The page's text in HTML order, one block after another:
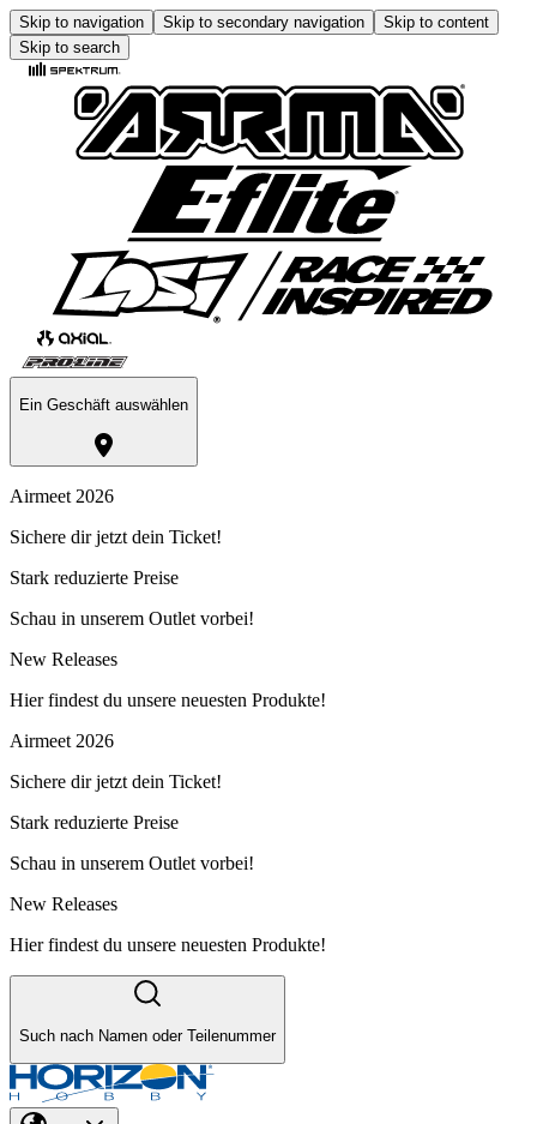
Skip to navigation Skip to secondary navigation
Skip to content
Skip to search
Ein Geschäft auswählen
Airmeet 2026
Sichere dir jetzt dein Ticket!
Stark reduzierte Preise
Schau in unserem Outlet vorbei!
New Releases
Hier findest du unsere neuesten Produkte!
Airmeet 2026
Sichere dir jetzt dein Ticket!
Stark reduzierte Preise
Schau in unserem Outlet vorbei!
New Releases
Hier findest du unsere neuesten Produkte!
Such nach Namen oder Teilenummer